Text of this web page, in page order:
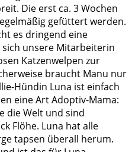
Die erst ca. 3 Wochen
gefüttert werden.
es dringend eine
sich unsere Mitarbeiterin
Katzenwelpen zur
braucht Manu nur
Hündin Luna ist einfach
eine Art Adoptiv-Mama:
die Welt und sind
Flöhe. Luna hat alle
tapsen überall herum.